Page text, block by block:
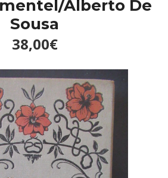
Alberto De
Sousa
38,00€